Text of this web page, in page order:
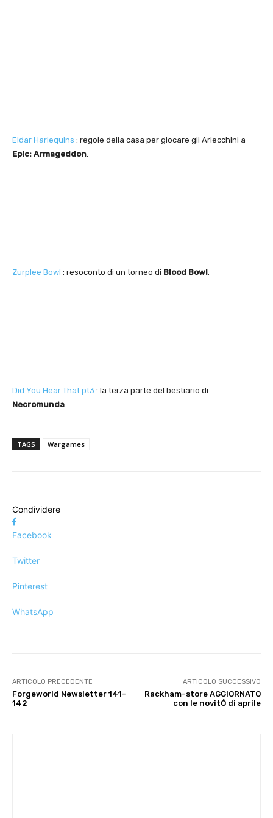
Eldar Harlequins : regole della casa per giocare gli Arlecchini a
Epic: Armageddon.
Zurplee Bowl : resoconto di un torneo di Blood Bowl.
Did You Hear That pt3 : la terza parte del bestiario di
Necromunda.
TAGS Wargames
Condividere
Facebook
Twitter
Pinterest
WhatsApp
ARTICOLO PRECEDENTE
Forgeworld Newsletter 141-
142
ARTICOLO SUCCESSIVO
Rackham-store AGGIORNATO
con le novitÓ di aprile